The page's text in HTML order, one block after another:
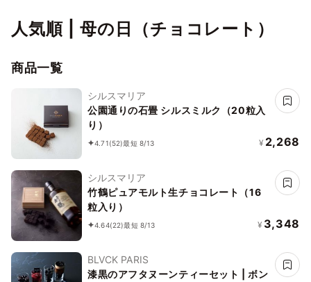
人気順 | 母の日（チョコレート）
商品一覧
シルスマリア
公園通りの石畳 シルスミルク（20粒入
り）
4.71(52)最短 8/13 ¥ 2,268
シルスマリア
竹鶴ピュアモルト生チョコレート（16
粒入り）
4.64(22)最短 8/13 ¥ 3,348
BLVCK PARIS
漆黒のアフタヌーンティーセット | ボン